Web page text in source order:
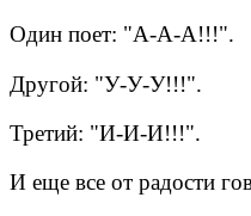
Один поет: "А-А-А!!!".
Другой: "У-У-У!!!".
Третий: "И-И-И!!!".
И еще все от радости